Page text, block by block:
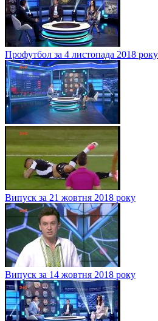
Профутбол за 4 листопада 2018 року
Випуск за 21 жовтня 2018 року
Випуск за 14 жовтня 2018 року